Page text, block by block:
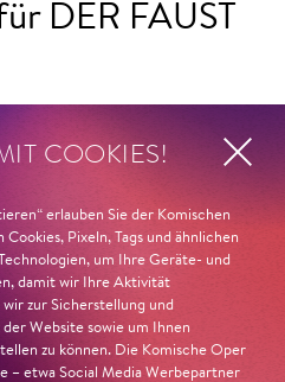
DER FAUST
»Darsteller:in
authentisch, ziehe das
zum Miterleben und
im Saal bliebe teilnahmslos
Braids stimmliche Wucht
COOKIES!
erlauben Sie der Komischen
Pixeln, Tags und ähnlichen
um Ihre Geräte- und
damit wir Ihre Aktivität
zur Sicherstellung und
Website sowie um Ihnen
zu können. Die Komische Oper
– etwa Social Media Werbepartner